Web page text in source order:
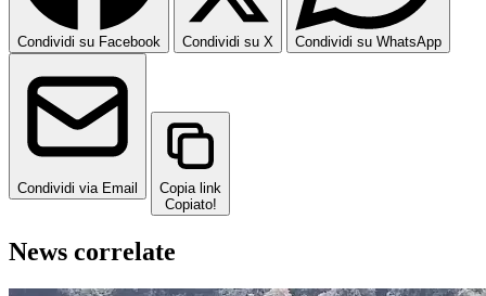
Condividi su Facebook Condividi su X Condividi su WhatsApp
Condividi via Email
Copia link
Copiato!
News correlate